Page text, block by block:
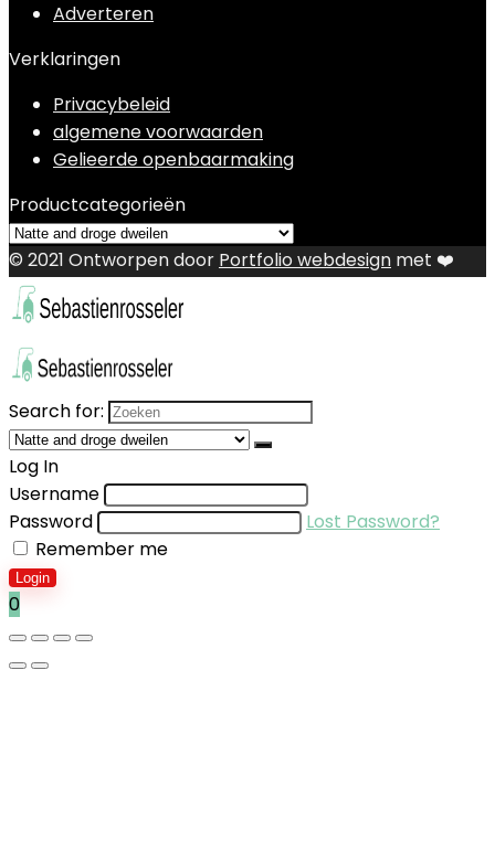
Adverteren
Verklaringen
Privacybeleid
algemene voorwaarden
Gelieerde openbaarmaking
Productcategorieën
© 2021 Ontworpen door Portfolio webdesign met ❤️
Search for:
Log In
Username
Password
Lost Password?
Remember me
Login
0